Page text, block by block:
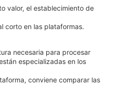
valor, el establecimiento de
corto en las plataformas.
necesaria para procesar
especializadas en los
conviene comparar las